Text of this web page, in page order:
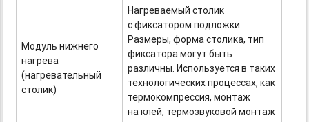
Модуль нижнего
нагрева
(нагревательный
столик)
Нагреваемый столик
с фиксатором подложки.
Размеры, форма столика, тип
фиксатора могут быть
различны. Используется в таких
технологических процессах, как
термокомпрессия, монтаж
на клей, термозвуковой монтаж